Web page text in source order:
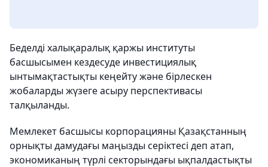
Беделді халықаралық қаржы институты
басшысымен кездесуде инвестициялық
ынтымақтастықты кеңейту және бірлескен
жобаларды жүзеге асыру перспективасы
талқыланды.
Мемлекет басшысы корпорацияны Қазақстанның
орнықты дамудағы маңызды серіктесі деп атап,
экономиканың түрлі секторындағы ықпалдастықты